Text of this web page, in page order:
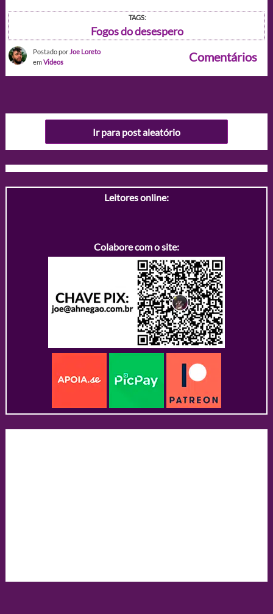
TAGS:
Fogos do desespero
Postado por Joe Loreto
emVideos Comentários
Ir para post aleatório
Leitores online:
Colabore com o site: